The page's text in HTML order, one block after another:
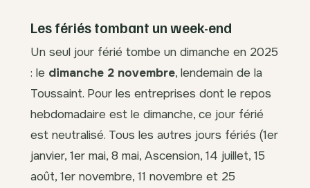
Les fériés tombant un week-end
Un seul jour férié tombe un dimanche en 2025
: le dimanche 2 novembre, lendemain de la
Toussaint. Pour les entreprises dont le repos
hebdomadaire est le dimanche, ce jour férié
est neutralisé. Tous les autres jours fériés (1er
janvier, 1er mai, 8 mai, Ascension, 14 juillet, 15
août, 1er novembre, 11 novembre et 25